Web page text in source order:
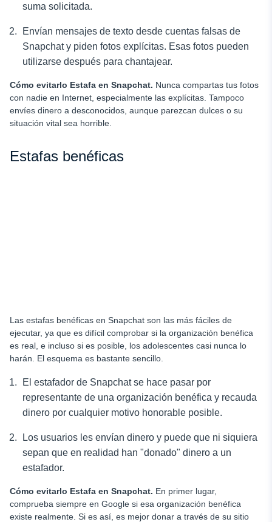
suma solicitada.
Envían mensajes de texto desde cuentas falsas de
Snapchat y piden fotos explícitas. Esas fotos pueden
utilizarse después para chantajear.
Cómo evitarlo Estafa en Snapchat. Nunca compartas tus fotos
con nadie en Internet, especialmente las explícitas. Tampoco
envíes dinero a desconocidos, aunque parezcan dulces o su
situación vital sea horrible.
Estafas benéficas
Las estafas benéficas en Snapchat son las más fáciles de
ejecutar, ya que es difícil comprobar si la organización benéfica
es real, e incluso si es posible, los adolescentes casi nunca lo
harán. El esquema es bastante sencillo.
El estafador de Snapchat se hace pasar por
representante de una organización benéfica y recauda
dinero por cualquier motivo honorable posible.
Los usuarios les envían dinero y puede que ni siquiera
sepan que en realidad han "donado" dinero a un
estafador.
Cómo evitarlo Estafa en Snapchat. En primer lugar,
comprueba siempre en Google si esa organización benéfica
existe realmente. Si es así, es mejor donar a través de su sitio